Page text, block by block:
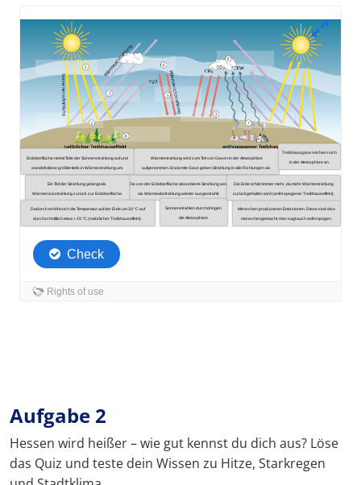
Aufgabe 2
Hessen wird heißer – wie gut kennst du dich aus? Löse
das Quiz und teste dein Wissen zu Hitze, Starkregen